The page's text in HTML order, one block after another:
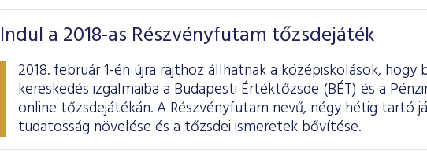
Indul a 2018-as Részvényfutam tőzsdejáték
2018. február 1-én újra rajthoz állhatnak a középiskolások,
kereskedés izgalmaiba a Budapesti Értéktőzsde (BÉT) és a
online tőzsdejátékán. A Részvényfutam nevű, négy hétig tartó
tudatosság növelése és a tőzsdei ismeretek bővítése.